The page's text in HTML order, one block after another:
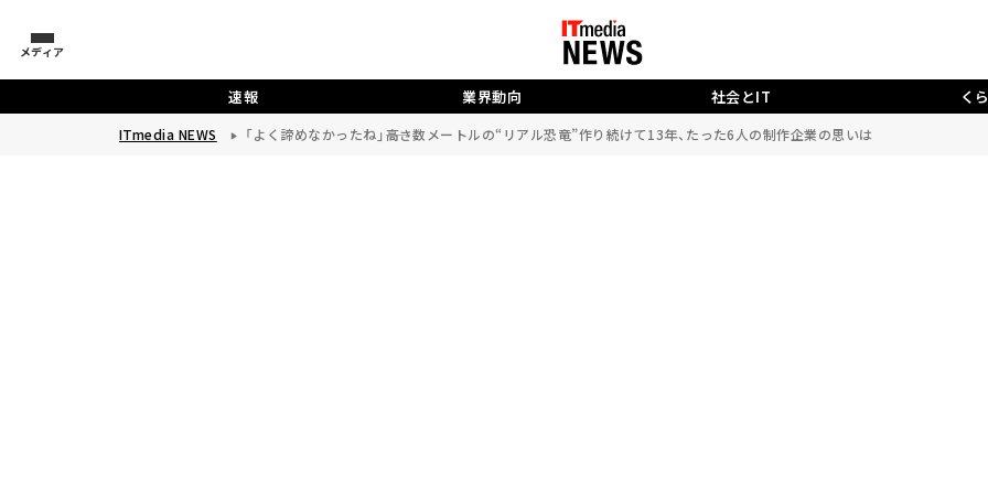
メディア
速報 業界動向 社会とIT く
ITmedia NEWS 「よく諦めなかったね」――高さ数メートルの“リアル恐竜”作り続けて13年、たった6人の制作企業の思いは